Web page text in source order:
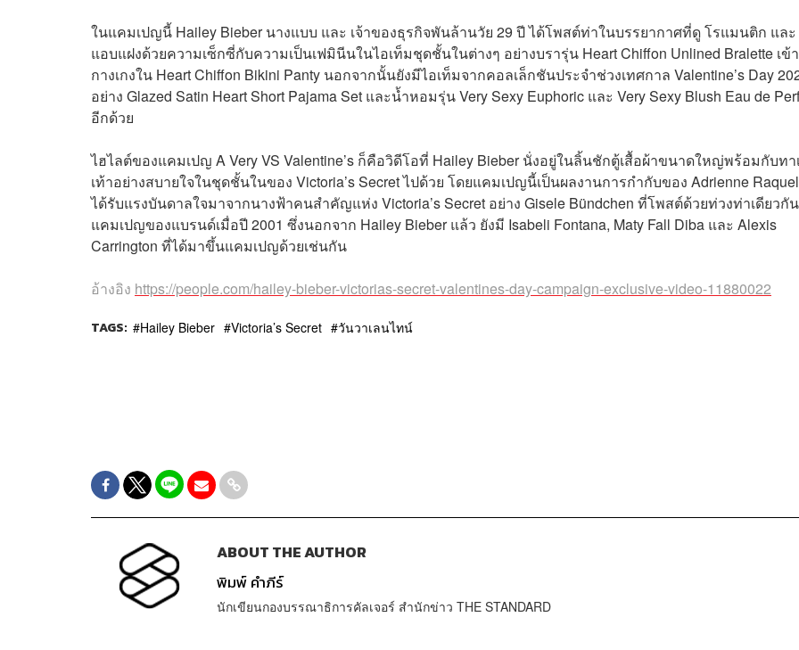
ในแคมเปญนี้ Hailey Bieber นางแบบ และ เจ้าของธุรกิจพันล้านวัย 29 ปี ได้โพสต์ท่าในบรรยากาศที่ดู โรแมนติก และ
แอบแฝงด้วยความเซ็กซี่กับความเป็นเฟมินีนในไอเท็มชุดชั้นในต่างๆ อย่างบรารุ่น Heart Chiffon Unlined Bralette เข้
กางเกงใน Heart Chiffon Bikini Panty นอกจากนั้นยังมีไอเท็มจากคอลเล็กชันประจำช่วงเทศกาล Valentine’s Day
อย่าง Glazed Satin Heart Short Pajama Set และน้ำหอมรุ่น Very Sexy Euphoric และ Very Sexy Blush Eau de
อีกด้วย
ไฮไลต์ของแคมเปญ A Very VS Valentine’s ก็คือวิดีโอที่ Hailey Bieber นั่งอยู่ในลิ้นชักตู้เสื้อผ้าขนาดใหญ่พร้อมกับทา
เท้าอย่างสบายใจในชุดชั้นในของ Victoria’s Secret ไปด้วย โดยแคมเปญนี้เป็นผลงานการกำกับของ Adrienne
ได้รับแรงบันดาลใจมาจากนางฟ้าคนสำคัญแห่ง Victoria’s Secret อย่าง Gisele Bündchen ที่โพสต์ด้วยท่วงท่าเดียวกั
แคมเปญของแบรนด์เมื่อปี 2001 ซึ่งนอกจาก Hailey Bieber แล้ว ยังมี Isabeli Fontana, Maty Fall Diba และ Alexis
Carrington ที่ได้มาขึ้นแคมเปญด้วยเช่นกัน
อ้างอิง https://people.com/hailey-bieber-victorias-secret-valentines-day-campaign-exclusive-video-11880022
TAGS: Hailey Bieber Victoria’s Secret วันวาเลนไทน์
ABOUT THE AUTHOR
พิมพ์ คำภีร์
นักเขียนกองบรรณาธิการคัลเจอร์ สำนักข่าว THE STANDARD